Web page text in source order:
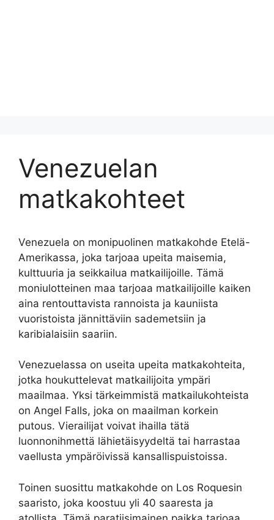
Venezuelan
matkakohteet
Venezuela on monipuolinen matkakohde Etelä-
Amerikassa, joka tarjoaa upeita maisemia,
kulttuuria ja seikkailua matkailijoille. Tämä
moniulotteinen maa tarjoaa matkailijoille kaiken
aina rentouttavista rannoista ja kauniista
vuoristoista jännittäviin sademetsiin ja
karibialaisiin saariin.
Venezuelassa on useita upeita matkakohteita,
jotka houkuttelevat matkailijoita ympäri
maailmaa. Yksi tärkeimmistä matkailukohteista
on Angel Falls, joka on maailman korkein
putous. Vierailijat voivat ihailla tätä
luonnonihmettä lähietäisyydeltä tai harrastaa
vaellusta ympäröivissä kansallispuistoissa.
Toinen suosittu matkakohde on Los Roquesin
saaristo, joka koostuu yli 40 saaresta ja